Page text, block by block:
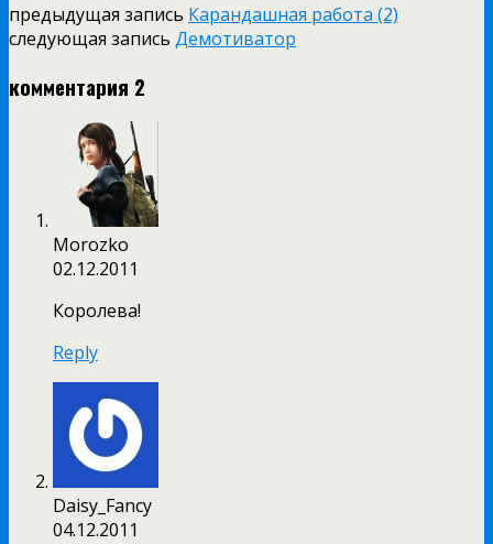
предыдущая запись Карандашная работа (2)
следующая запись Демотиватор
комментария 2
Morozko
02.12.2011
Королева!
Reply
Daisy_Fancy
04.12.2011